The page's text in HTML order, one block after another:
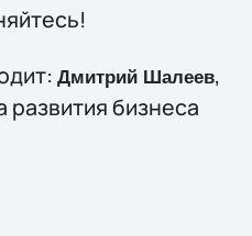
Дмитрий Шалеев,
развития бизнеса